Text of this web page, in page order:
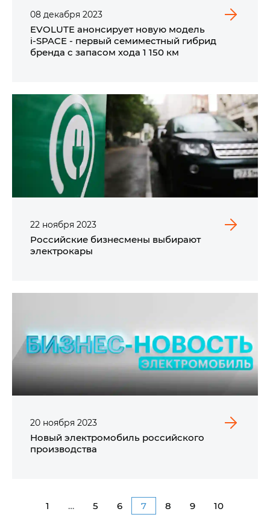
08 декабря 2023
EVOLUTE анонсирует новую модель
i‑SPACE - первый семиместный гибрид
бренда c запасом хода 1 150 км
22 ноября 2023
Российские бизнесмены выбирают
электрокары
20 ноября 2023
Новый электромобиль российского
производства
1 … 5 6 7 8 9 10